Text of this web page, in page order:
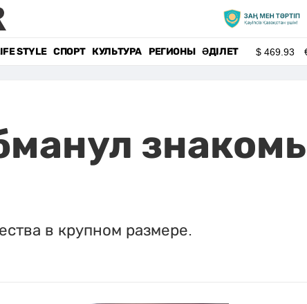
STYLE СПОРТ КУЛЬТУРА РЕГИОНЫ ӘДІЛЕТ $469.93
в крупном размере.